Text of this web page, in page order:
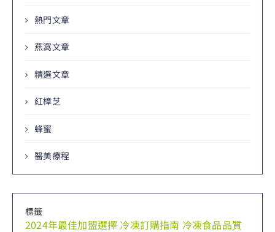
熱門文章
燕窩文章
精選文章
紅樟芝
蜂蜜
醫美療程
標籤
2024年最佳加盟選擇 冷凍訂購指南 冷凍食品品質